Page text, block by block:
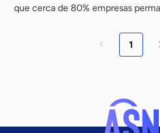
que cerca de 80% empresas
1